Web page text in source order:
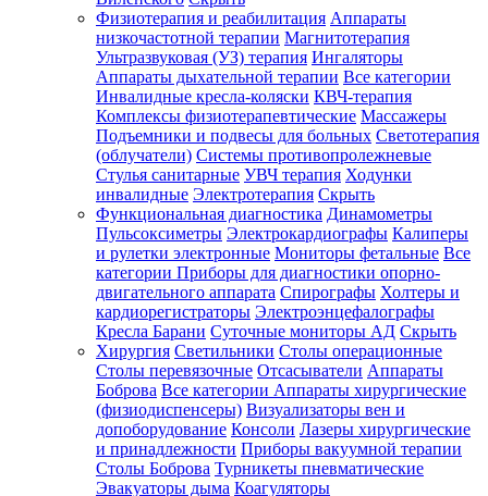
Физиотерапия и реабилитация Аппараты
низкочастотной терапии Магнитотерапия
Ультразвуковая (УЗ) терапия Ингаляторы
Аппараты дыхательной терапии Все категории
Инвалидные кресла-коляски КВЧ-терапия
Комплексы физиотерапевтические Массажеры
Подъемники и подвесы для больных Светотерапия
(облучатели) Системы противопролежневые
Стулья санитарные УВЧ терапия Ходунки
инвалидные Электротерапия Скрыть
Функциональная диагностика Динамометры
Пульсоксиметры Электрокардиографы Калиперы
и рулетки электронные Мониторы фетальные Все
категории Приборы для диагностики опорно-
двигательного аппарата Спирографы Холтеры и
кардиорегистраторы Электроэнцефалографы
Кресла Барани Суточные мониторы АД Скрыть
Хирургия Светильники Столы операционные
Столы перевязочные Отсасыватели Аппараты
Боброва Все категории Аппараты хирургические
(физиодиспенсеры) Визуализаторы вен и
допоборудование Консоли Лазеры хирургические
и принадлежности Приборы вакуумной терапии
Столы Боброва Турникеты пневматические
Эвакуаторы дыма Коагуляторы